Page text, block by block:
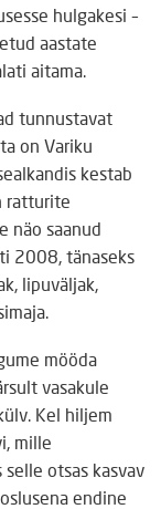
hulgakesi –
aastate
aitama.
tunnustavat
on Variku
kestab
ratturite
näo saanud
2008, tänaseks
lipuväljak,
mööda
vasakule
Kel hiljem
mille
otsas kasvav
endine